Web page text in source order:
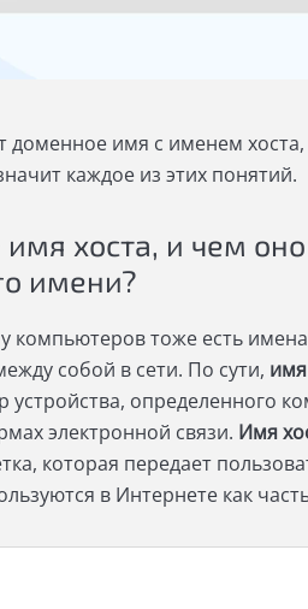
доменное имя с именем хоста,
каждое из этих понятий.
имя хоста, и чем
имени?
компьютеров тоже есть
собой в сети. По сути,
устройства, определенного
электронной связи. Имя
которая передает
в Интернете как